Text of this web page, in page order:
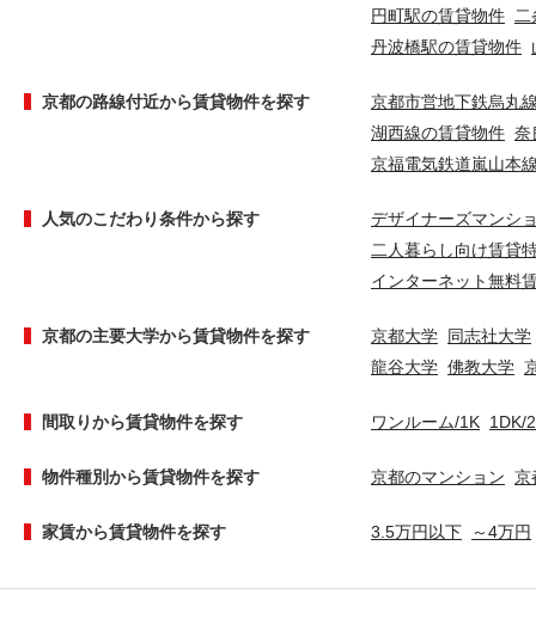
円町駅の賃貸物件
丹波橋駅の賃貸物件
京都の路線付近から賃貸物件を探す
京都市営地下鉄烏丸
湖西線の賃貸物件 奈
京福電気鉄道嵐山本
人気のこだわり条件から探す
デザイナーズマンシ
二人暮らし向け賃貸
インターネット無料
京都の主要大学から賃貸物件を探す 京都大学 同志社大学
龍谷大学 佛教大学
間取りから賃貸物件を探す ワンルーム/1K 1DK/
物件種別から賃貸物件を探す 京都のマンション 京
家賃から賃貸物件を探す 3.5万円以下 ～4万円